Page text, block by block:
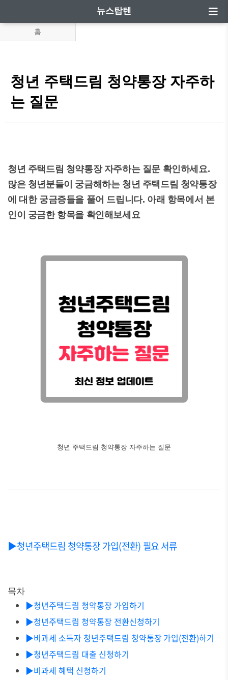
뉴스탑텐
홈
청년 주택드림 청약통장 자주하
는 질문
청년 주택드림 청약통장 자주하는 질문 확인하세요.
많은 청년분들이 궁금해하는 청년 주택드림 청약통장
에 대한 궁금증들을 풀어 드립니다. 아래 항목에서 본
인이 궁금한 항목을 확인해보세요
청년 주택드림 청약통장 자주하는 질문
▶️청년주택드림 청약통장 가입(전환) 필요 서류
목차
▶청년주택드림 청약통장 가입하기
▶청년주택드림 청약통장 전환신청하기
▶비과세 소득자 청년주택드림 청약통장 가입(전환)하기
▶청년주택드림 대출 신청하기
▶비과세 혜택 신청하기